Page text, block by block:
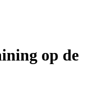
op de